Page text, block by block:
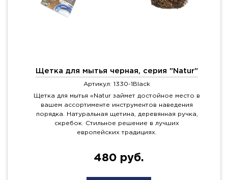
Щетка для мытья черная, серия "Natur"
Артикул: 1330-1Black
Щетка для мытья «Natur займет достойное место в
вашем ассортименте инструментов наведения
порядка. Натуральная щетина, деревянная ручка,
скребок. Стильное решение в лучших
европейских традициях.
480 руб.